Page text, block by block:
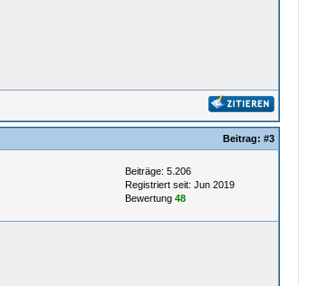
Beitrag: #3
Beiträge: 5.206
Registriert seit: Jun 2019
Bewertung 48